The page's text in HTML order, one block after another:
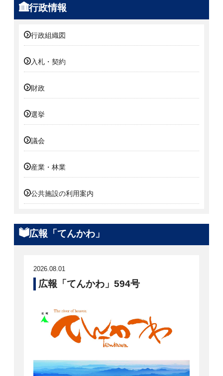
行政情報
行政組織図
入札・契約
財政
選挙
議会
産業・林業
公共施設の利用案内
広報「てんかわ」
2026.08.01
広報「てんかわ」594号